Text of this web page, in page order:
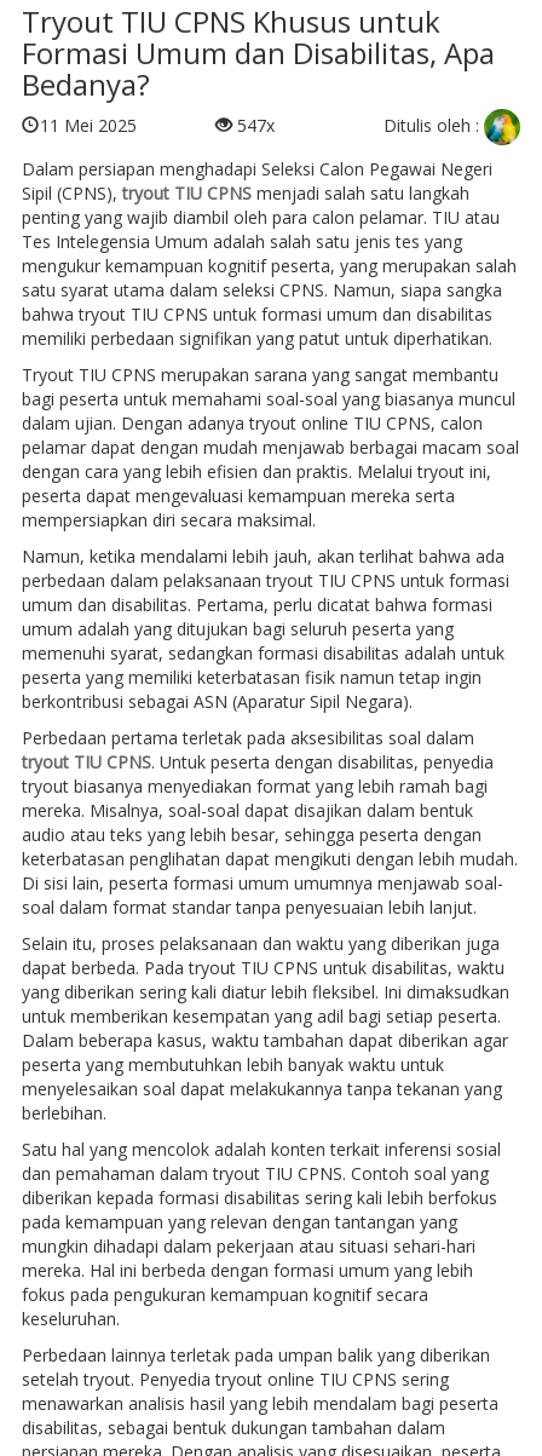
Tryout TIU CPNS Khusus untuk
Formasi Umum dan Disabilitas, Apa
Bedanya?
11 Mei 2025 547x
Ditulis oleh :
Dalam persiapan menghadapi Seleksi Calon Pegawai Negeri
Sipil (CPNS),tryout TIU CPNSmenjadi salah satu langkah
penting yang wajib diambil oleh para calon pelamar. TIU atau
Tes Intelegensia Umum adalah salah satu jenis tes yang
mengukur kemampuan kognitif peserta, yang merupakan salah
satu syarat utama dalam seleksi CPNS. Namun, siapa sangka
bahwa tryout TIU CPNS untuk formasi umum dan disabilitas
memiliki perbedaan signifikan yang patut untuk diperhatikan.
Tryout TIU CPNS merupakan sarana yang sangat membantu
bagi peserta untuk memahami soal-soal yang biasanya muncul
dalam ujian. Dengan adanya tryout online TIU CPNS, calon
pelamar dapat dengan mudah menjawab berbagai macam soal
dengan cara yang lebih efisien dan praktis. Melalui tryout ini,
peserta dapat mengevaluasi kemampuan mereka serta
mempersiapkan diri secara maksimal.
Namun, ketika mendalami lebih jauh, akan terlihat bahwa ada
perbedaan dalam pelaksanaan tryout TIU CPNS untuk formasi
umum dan disabilitas. Pertama, perlu dicatat bahwa formasi
umum adalah yang ditujukan bagi seluruh peserta yang
memenuhi syarat, sedangkan formasi disabilitas adalah untuk
peserta yang memiliki keterbatasan fisik namun tetap ingin
berkontribusi sebagai ASN (Aparatur Sipil Negara).
Perbedaan pertama terletak pada aksesibilitas soal dalam
tryout TIU CPNS. Untuk peserta dengan disabilitas, penyedia
tryout biasanya menyediakan format yang lebih ramah bagi
mereka. Misalnya, soal-soal dapat disajikan dalam bentuk
audio atau teks yang lebih besar, sehingga peserta dengan
keterbatasan penglihatan dapat mengikuti dengan lebih mudah.
Di sisi lain, peserta formasi umum umumnya menjawab soal-
soal dalam format standar tanpa penyesuaian lebih lanjut.
Selain itu, proses pelaksanaan dan waktu yang diberikan juga
dapat berbeda. Pada tryout TIU CPNS untuk disabilitas, waktu
yang diberikan sering kali diatur lebih fleksibel. Ini dimaksudkan
untuk memberikan kesempatan yang adil bagi setiap peserta.
Dalam beberapa kasus, waktu tambahan dapat diberikan agar
peserta yang membutuhkan lebih banyak waktu untuk
menyelesaikan soal dapat melakukannya tanpa tekanan yang
berlebihan.
Satu hal yang mencolok adalah konten terkait inferensi sosial
dan pemahaman dalam tryout TIU CPNS. Contoh soal yang
diberikan kepada formasi disabilitas sering kali lebih berfokus
pada kemampuan yang relevan dengan tantangan yang
mungkin dihadapi dalam pekerjaan atau situasi sehari-hari
mereka. Hal ini berbeda dengan formasi umum yang lebih
fokus pada pengukuran kemampuan kognitif secara
keseluruhan.
Perbedaan lainnya terletak pada umpan balik yang diberikan
setelah tryout. Penyedia tryout online TIU CPNS sering
menawarkan analisis hasil yang lebih mendalam bagi peserta
disabilitas, sebagai bentuk dukungan tambahan dalam